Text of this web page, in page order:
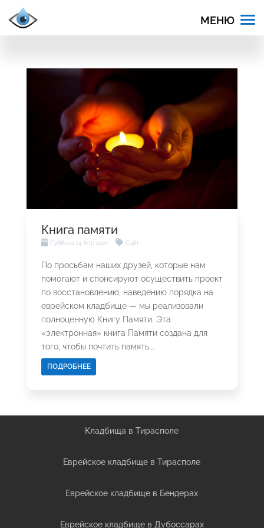
Книга памяти
Суббота 24 Апр 2021 Сайт
По просьбам наших друзей, которые нам
помогают и спонсируют осуществить проект
по восстановлению, наведению порядка на
еврейском кладбище — мы реализовали
полноценную Книгу Памяти. Эта
«электронная» книга Памяти создана для
того, чтобы почтить память...
ПОДРОБНЕЕ
Кладбища в Тирасполе
Еврейское кладбище в Тирасполе
Еврейское кладбище в Бендерах
Еврейское кладбище в Дубоссарах